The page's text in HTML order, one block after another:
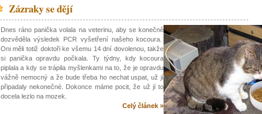
Zázraky se dějí
Dnes ráno panička volala na veterinu, aby se konečně
dozvěděla výsledek PCR vyšetření našeho kocoura.
Oni měli totiž doktoři ke všemu 14 dní dovolenou, takže
si panička opravdu počkala. Ty týdny, kdy kocoura
piplala a kdy se trápila myšlenkami na to, že je opravdu
vážně nemocný a že bude třeba ho nechat uspat, už jí
připadaly nekonečné. Dokonce máme pocit, že už jí to
docela lezlo na mozek.
Celý článek »